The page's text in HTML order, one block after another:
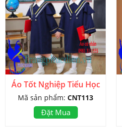
Áo Tốt Nghiệp Tiểu Học
Mã sản phẩm: CNT113
Đặt Mua